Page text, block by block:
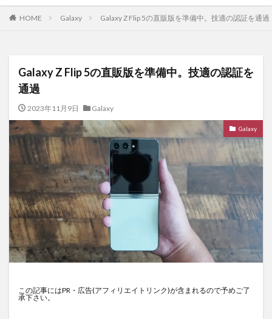
HOME Galaxy Galaxy Z Flip 5の直販版を準備中。技適の認証を通過
Galaxy Z Flip 5の直販版を準備中。技適の認証を
通過
2023年11月9日 Galaxy
Galaxy
この記事にはPR・広告(アフィリエイトリンク)が含まれるので予めご了
承下さい。